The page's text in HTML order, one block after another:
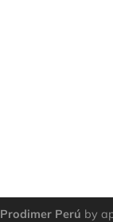
Prodimer Perú by